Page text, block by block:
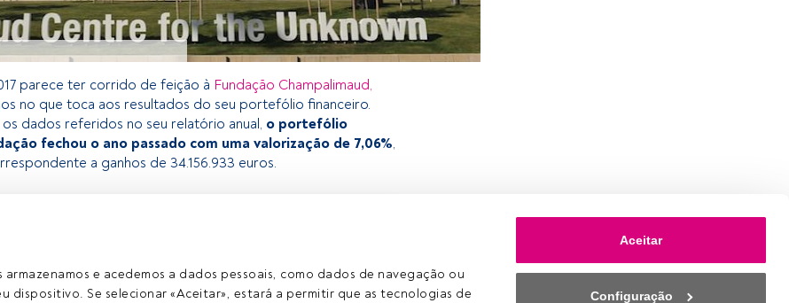
armazenamos e acedemos a dados pessoais, como dados de navegação ou
dispositivo. Se selecionar «Aceitar», estará a permitir que as tecnologias de
Aceitar
Configuração
parece ter corrido de feição à Fundação Champalimaud,
no que toca aos resultados do seu portefólio financeiro.
dados referidos no seu relatório anual, o portefólio
fechou o ano passado com uma valorização de 7,06%,
a ganhos de 34.156.933 euros.
para os utilizadores registados da FundsPeople. Se já
se e a desfrutar de todo o universo que a